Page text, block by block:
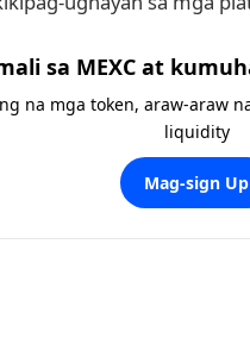
sa MEXC at
na mga token, araw-araw
liquidity
Mag-sign Up